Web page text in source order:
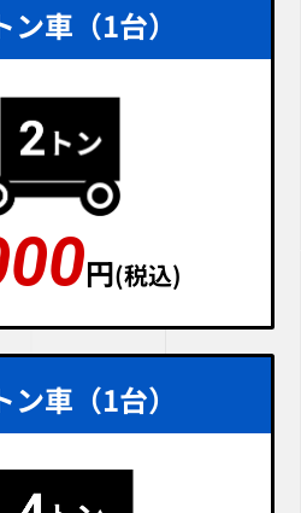
ン車（1台）
円(税込)
ン車（1台）